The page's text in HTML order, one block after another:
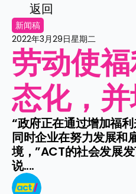
返回
新闻稿
2022年3月29日星期二
劳动使
态化，
“政府正在通过增加福
同时企业在努力发展和
境，”ACT的社会发展
说....